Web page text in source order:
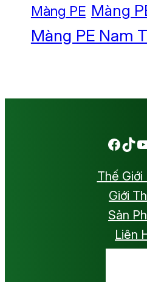
Màng PE Màng
Màng PE Nam
Thế Giới
Giới
Sản
Liên